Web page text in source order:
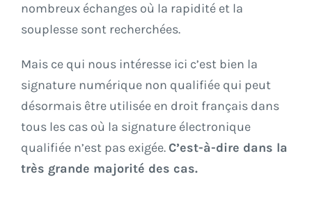
nombreux échanges où la rapidité et la
souplesse sont recherchées.
Mais ce qui nous intéresse ici c’est bien la
signature numérique non qualifiée qui peut
désormais être utilisée en droit français dans
tous les cas où la signature électronique
qualifiée n’est pas exigée. C’est-à-dire dans la
très grande majorité des cas.